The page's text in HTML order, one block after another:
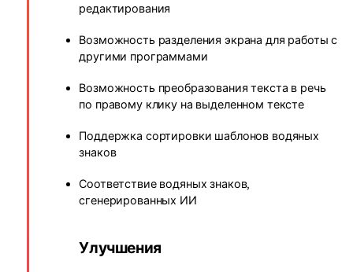
редактирования
Возможность разделения экрана для работы с
другими программами
Возможность преобразования текста в речь
по правому клику на выделенном тексте
Поддержка сортировки шаблонов водяных
знаков
Соответствие водяных знаков,
сгенерированных ИИ
Улучшения